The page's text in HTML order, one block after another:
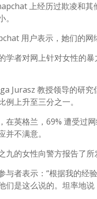
上经历过欺凌和
用户表示，她们的网
学者对网上针对女性的
Jurasz 教授领导的研
例上升至三分之一。
在英格兰，69% 遭受过
并不满意。
九的女性向警方报告了
与者表示：“根据我的经
们是这么说的。坦率地